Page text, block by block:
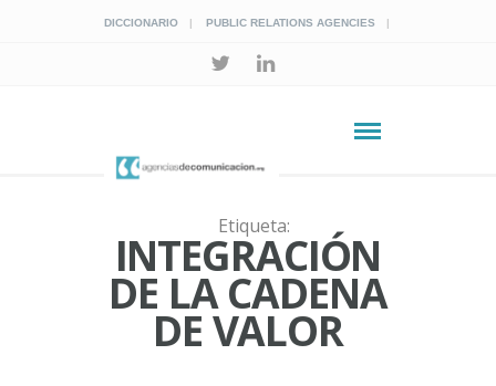
DICCIONARIO PUBLIC RELATIONS AGENCIES
Etiqueta:
INTEGRACIÓN
DE LA CADENA
DE VALOR